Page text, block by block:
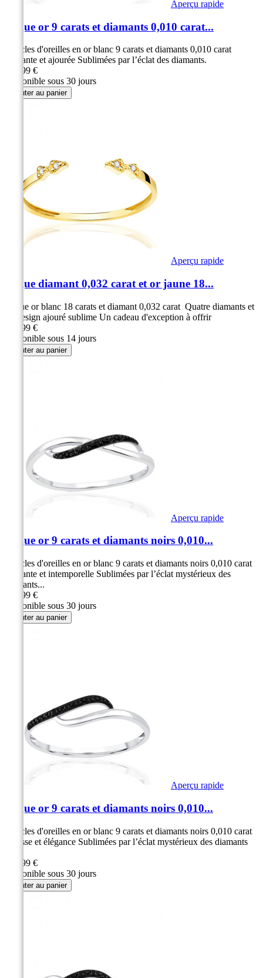
Aperçu rapide
Bague or 9 carats et diamants 0,010 carat...
Boucles d'oreilles en or blanc 9 carats et diamants 0,010 carat
Élégante et ajourée Sublimées par l’éclat des diamants.
289,99 €
Disponible sous 30 jours
Ajouter au panier
Aperçu rapide
Bague diamant 0,032 carat et or jaune 18...
Bague or blanc 18 carats et diamant 0,032 carat Quatre diamants et
un design ajouré sublime Un cadeau d'exception à offrir
299,99 €
Disponible sous 14 jours
Ajouter au panier
Aperçu rapide
Bague or 9 carats et diamants noirs 0,010...
Boucles d'oreilles en or blanc 9 carats et diamants noirs 0,010 carat
Élégante et intemporelle Sublimées par l’éclat mystérieux des
diamants...
299,99 €
Disponible sous 30 jours
Ajouter au panier
Aperçu rapide
Bague or 9 carats et diamants noirs 0,010...
Boucles d'oreilles en or blanc 9 carats et diamants noirs 0,010 carat
Finesse et élégance Sublimées par l’éclat mystérieux des diamants
299,99 €
Disponible sous 30 jours
Ajouter au panier